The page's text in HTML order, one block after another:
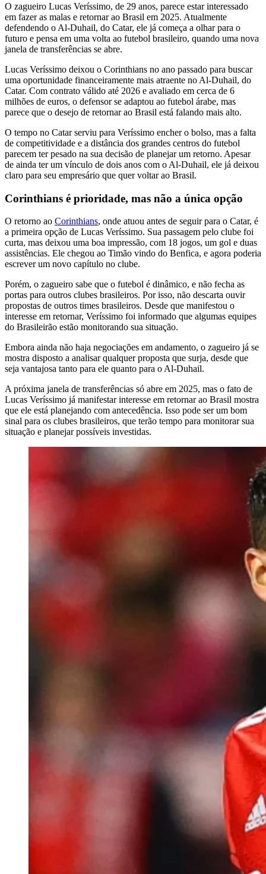
O zagueiro Lucas Veríssimo, de 29 anos, parece estar interessado
em fazer as malas e retornar ao Brasil em 2025. Atualmente
defendendo o Al-Duhail, do Catar, ele já começa a olhar para o
futuro e pensa em uma volta ao futebol brasileiro, quando uma nova
janela de transferências se abre.
Lucas Veríssimo deixou o Corinthians no ano passado para buscar
uma oportunidade financeiramente mais atraente no Al-Duhail, do
Catar. Com contrato válido até 2026 e avaliado em cerca de 6
milhões de euros, o defensor se adaptou ao futebol árabe, mas
parece que o desejo de retornar ao Brasil está falando mais alto.
O tempo no Catar serviu para Veríssimo encher o bolso, mas a falta
de competitividade e a distância dos grandes centros do futebol
parecem ter pesado na sua decisão de planejar um retorno. Apesar
de ainda ter um vínculo de dois anos com o Al-Duhail, ele já deixou
claro para seu empresário que quer voltar ao Brasil.
Corinthians é prioridade, mas não a única opção
O retorno ao Corinthians, onde atuou antes de seguir para o Catar, é
a primeira opção de Lucas Veríssimo. Sua passagem pelo clube foi
curta, mas deixou uma boa impressão, com 18 jogos, um gol e duas
assistências. Ele chegou ao Timão vindo do Benfica, e agora poderia
escrever um novo capítulo no clube.
Porém, o zagueiro sabe que o futebol é dinâmico, e não fecha as
portas para outros clubes brasileiros. Por isso, não descarta ouvir
propostas de outros times brasileiros. Desde que manifestou o
interesse em retornar, Veríssimo foi informado que algumas equipes
do Brasileirão estão monitorando sua situação.
Embora ainda não haja negociações em andamento, o zagueiro já se
mostra disposto a analisar qualquer proposta que surja, desde que
seja vantajosa tanto para ele quanto para o Al-Duhail.
A próxima janela de transferências só abre em 2025, mas o fato de
Lucas Veríssimo já manifestar interesse em retornar ao Brasil mostra
que ele está planejando com antecedência. Isso pode ser um bom
sinal para os clubes brasileiros, que terão tempo para monitorar sua
situação e planejar possíveis investidas.